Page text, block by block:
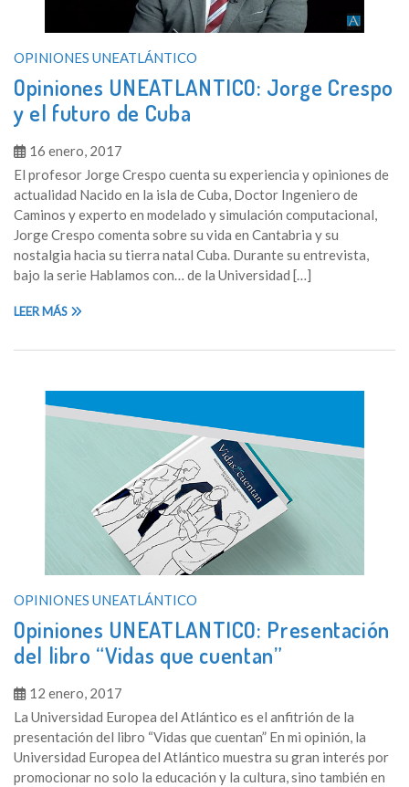
OPINIONES UNEATLÁNTICO
Opiniones UNEATLANTICO: Jorge Crespo
y el futuro de Cuba
16 enero, 2017
El profesor Jorge Crespo cuenta su experiencia y opiniones de
actualidad Nacido en la isla de Cuba, Doctor Ingeniero de
Caminos y experto en modelado y simulación computacional,
Jorge Crespo comenta sobre su vida en Cantabria y su
nostalgia hacia su tierra natal Cuba. Durante su entrevista,
bajo la serie Hablamos con… de la Universidad […]
LEER MÁS
OPINIONES UNEATLÁNTICO
Opiniones UNEATLANTICO: Presentación
del libro “Vidas que cuentan”
12 enero, 2017
La Universidad Europea del Atlántico es el anfitrión de la
presentación del libro “Vidas que cuentan” En mi opinión, la
Universidad Europea del Atlántico muestra su gran interés por
promocionar no solo la educación y la cultura, sino también en